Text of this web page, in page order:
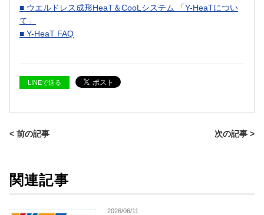
■ ウエルドレス成形HeaT＆CooLシステム 「Y-HeaTについ
て」
■ Y-HeaT FAQ
LINEで送る
< 前の記事 次の記事 >
関連記事
2026/06/11